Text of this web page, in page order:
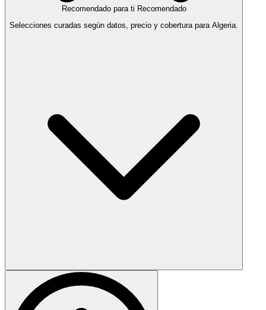
Recomendado para ti Recomendado
Selecciones curadas según datos, precio y cobertura para Algeria.